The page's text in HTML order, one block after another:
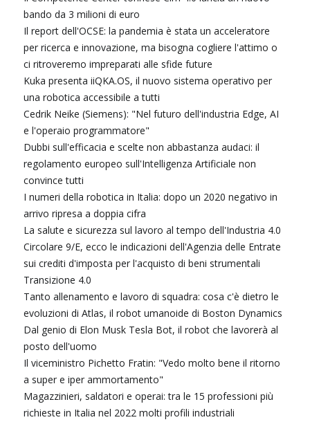
bando da 3 milioni di euro
Il report dell'OCSE: la pandemia è stata un acceleratore
per ricerca e innovazione, ma bisogna cogliere l'attimo o
ci ritroveremo impreparati alle sfide future
Kuka presenta iiQKA.OS, il nuovo sistema operativo per
una robotica accessibile a tutti
Cedrik Neike (Siemens): "Nel futuro dell'industria Edge, AI
e l'operaio programmatore"
Dubbi sull'efficacia e scelte non abbastanza audaci: il
regolamento europeo sull'Intelligenza Artificiale non
convince tutti
I numeri della robotica in Italia: dopo un 2020 negativo in
arrivo ripresa a doppia cifra
La salute e sicurezza sul lavoro al tempo dell'Industria 4.0
Circolare 9/E, ecco le indicazioni dell'Agenzia delle Entrate
sui crediti d'imposta per l'acquisto di beni strumentali
Transizione 4.0
Tanto allenamento e lavoro di squadra: cosa c'è dietro le
evoluzioni di Atlas, il robot umanoide di Boston Dynamics
Dal genio di Elon Musk Tesla Bot, il robot che lavorerà al
posto dell'uomo
Il viceministro Pichetto Fratin: "Vedo molto bene il ritorno
a super e iper ammortamento"
Magazzinieri, saldatori e operai: tra le 15 professioni più
richieste in Italia nel 2022 molti profili industriali